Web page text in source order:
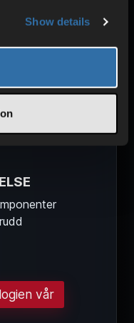
Show details
vår